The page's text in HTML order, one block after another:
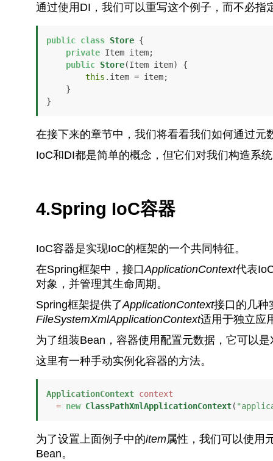
通过使用DI，我们可以重写这个例子，而不必指
public class Store {
private Item item;
public Store(Item item)
{
this .item = item;
}
在接下来的章节中，我们将看看我们如何通过元
IoC和DI都是简单的概念，但它们对我们构造系
4.Spring IoC容器
IoC容器是实现IoC的框架的一个共同特征。
在Spring框架中，接口ApplicationContext代表
对象，并管理其生命周期。
Spring框架提供了ApplicationContext接口的几种
FileSystemXmlApplicationContext适用于独立应
为了组装Bean，容器使用配置元数据，它可以
这里有一种手动实例化容器的方法。
ApplicationContext context
= new ClassPathXmlApplicationContext(
为了设置上面例子中的item属性，我们可以使用
Bean。